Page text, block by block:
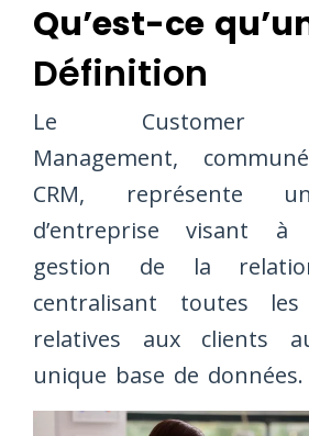
Qu’est-ce
Définition
Le Customer
Management,
CRM, représente
d’entreprise visant
gestion de la
centralisant toutes
relatives aux clients
unique base de données.